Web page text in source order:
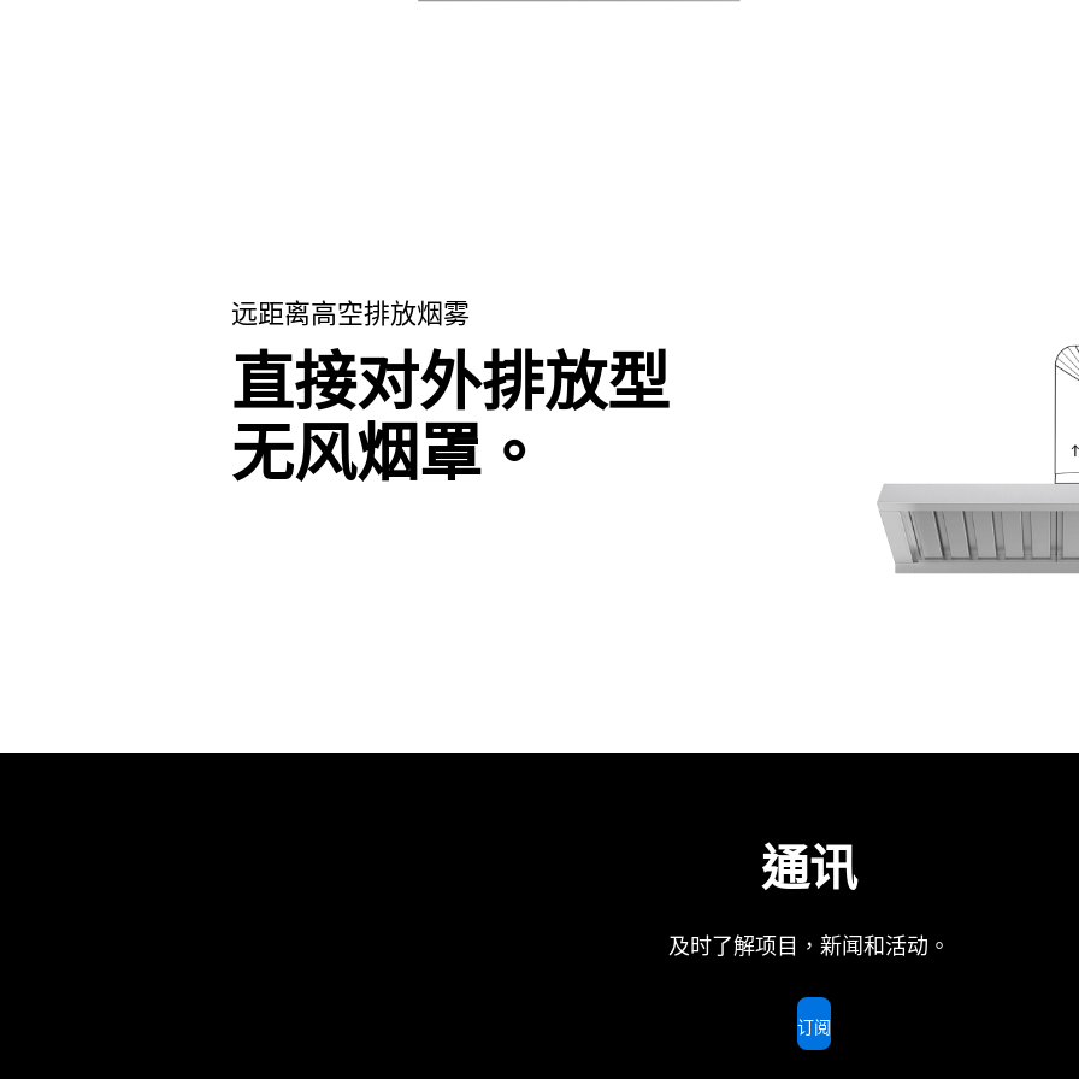
远距离高空排放烟雾
直接对外排放型
无风烟罩。
通讯
及时了解项目，新闻和活动。
订阅